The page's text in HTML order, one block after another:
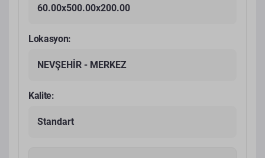
60.00x500.00x200.00
Lokasyon:
NEVŞEHİR - MERKEZ
Kalite:
Standart